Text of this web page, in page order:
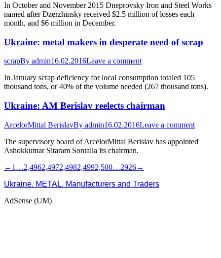
In October and November 2015 Dneprovsky Iron and Steel Works
named after Dzerzhinsky received $2.5 million of losses each
month, and $6 million in December.
Ukraine: metal makers in desperate need of scrap
scrapBy admin16.02.2016Leave a comment
In January scrap deficiency for local consumption totaled 105
thousand tons, or 40% of the volume needed (267 thousand tons).
Ukraine: AM Berislav reelects chairman
ArcelorMittal BerislavBy admin16.02.2016Leave a comment
The supervisory board of ArcelorMittal Berislav has appointed
Ashokkumar Sitaram Sontalia its chairman.
← 1 …2,4962,4972,4982,4992,500…2926→
Ukraine. METAL. Manufacturers and Traders
AdSense (UM)